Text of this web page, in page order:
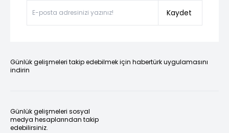
Kaydet
Günlük gelişmeleri takip edebilmek için habertürk uygulamasını
indirin
Günlük gelişmeleri sosyal
medya hesaplarından takip
edebilirsiniz.